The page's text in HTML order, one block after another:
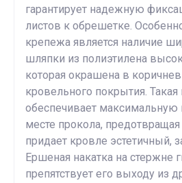
гарантирует надежную
листов к обрешетке.
крепежа является наличие
шляпки из полиэтилена
которая окрашена в
кровельного покрытия. Такая
обеспечивает максимальную
месте прокола, предотвращая
придает кровле эстетичный,
Ершеная накатка на стержне
препятствует его выходу из